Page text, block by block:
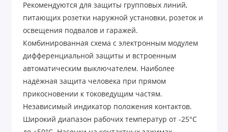
Рекомендуются для защиты групповых линий,
питающих розетки наружной установки, розеток и
освещения подвалов и гаражей.
Комбинированная схема с электронным модулем
дифференциальной защиты и встроенным
автоматическим выключателем. Наиболее
надёжная защита человека при прямом
прикосновении к токоведущим частям.
Независимый индикатор положения контактов.
Широкий диапазон рабочих температур от -25°С